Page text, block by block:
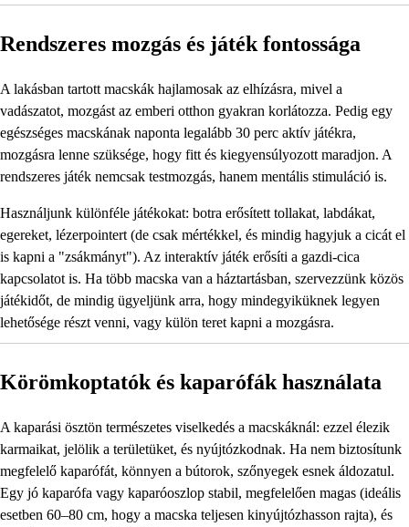
Rendszeres mozgás és játék fontossága
A lakásban tartott macskák hajlamosak az elhízásra, mivel a
vadászatot, mozgást az emberi otthon gyakran korlátozza. Pedig egy
egészséges macskának naponta legalább 30 perc aktív játékra,
mozgásra lenne szüksége, hogy fitt és kiegyensúlyozott maradjon. A
rendszeres játék nemcsak testmozgás, hanem mentális stimuláció is.
Használjunk különféle játékokat: botra erősített tollakat, labdákat,
egereket, lézerpointert (de csak mértékkel, és mindig hagyjuk a cicát el
is kapni a "zsákmányt"). Az interaktív játék erősíti a gazdi-cica
kapcsolatot is. Ha több macska van a háztartásban, szervezzünk közös
játékidőt, de mindig ügyeljünk arra, hogy mindegyiküknek legyen
lehetősége részt venni, vagy külön teret kapni a mozgásra.
Körömkoptatók és kaparófák használata
A kaparási ösztön természetes viselkedés a macskáknál: ezzel élezik
karmaikat, jelölik a területüket, és nyújtózkodnak. Ha nem biztosítunk
megfelelő kaparófát, könnyen a bútorok, szőnyegek esnek áldozatul.
Egy jó kaparófa vagy kaparóoszlop stabil, megfelelően magas (ideális
esetben 60–80 cm, hogy a macska teljesen kinyújtózhasson rajta), és